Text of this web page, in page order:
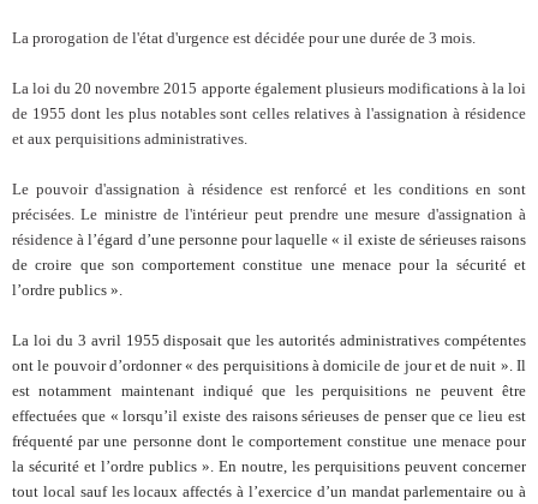
La prorogation de l'état d'urgence est décidée pour une durée de 3 mois.
La loi du 20 novembre 2015 apporte également plusieurs modifications à la loi
de 1955 dont les plus notables sont celles relatives à l'assignation à résidence
et aux perquisitions administratives.
Le pouvoir d'assignation à résidence est renforcé et les conditions en sont
précisées. Le ministre de l'intérieur peut prendre une mesure d'assignation à
résidenceà l’égard d’une personne pour laquelle « il existe de sérieuses raisons
de croire que son comportement constitue une menace pour la sécurité et
l’ordre publics ».
La loi du 3 avril 1955 disposait que les autorités administratives compétentes
ont le pouvoir d’ordonner « des perquisitions à domicile de jour et de nuit ». Il
est notamment maintenant indiqué que les perquisitions ne peuvent être
effectuées que « lorsqu’il existe des raisons sérieuses de penser que ce lieu est
fréquenté par une personne dont le comportement constitue une menace pour
la sécurité et l’ordre publics ». En noutre, les perquisitions peuvent concerner
tout local sauf les locaux affectés à l’exercice d’un mandat parlementaire ou à